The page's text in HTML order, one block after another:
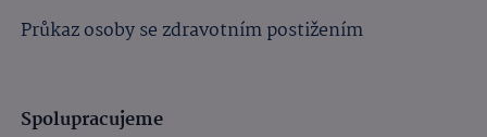
Průkaz osoby se zdravotním postižením
Spolupracujeme